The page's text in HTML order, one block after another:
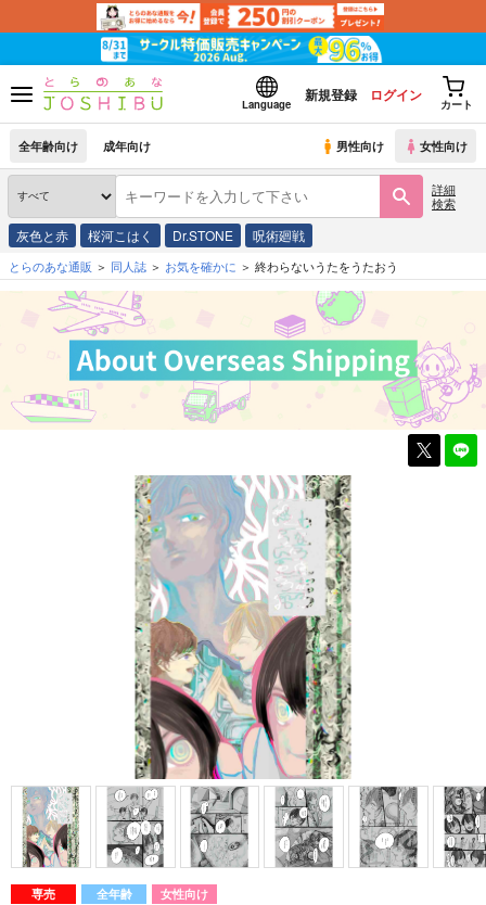
Language
新規登録 ログイン
カート
全年齢向け 成年向け 男性向け 女性向け
詳細
検索
灰色と赤 桜河こはく Dr.STONE 呪術廻戦
とらのあな通販 同人誌 お気を確かに 終わらないうたをうたおう
専売 全年齢 女性向け